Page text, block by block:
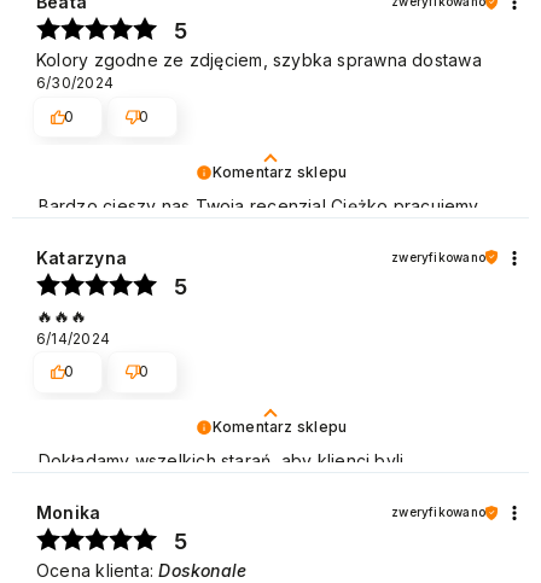
Komentarz sklepu
Bardzo cieszy nas Twoja recenzja! Ciężko pracujemy,
jesteśmy zadowoleni, że nam się udało. Mamy nadzieję,
że do nas wrócisz :) Pozdrawiamy
5
Kolory zgodne ze zdjęciem, szybka sprawna dostawa
6/30/2024
0
0
Komentarz sklepu
Dokładamy wszelkich starań, aby klienci byli
opinię i zapraszamy ponownie! Pozdrawiamy
Katarzyna zweryfikowano
5
🔥🔥🔥
6/14/2024
0
0
Monika zweryfikowano
5
Ocena klienta:Doskonale